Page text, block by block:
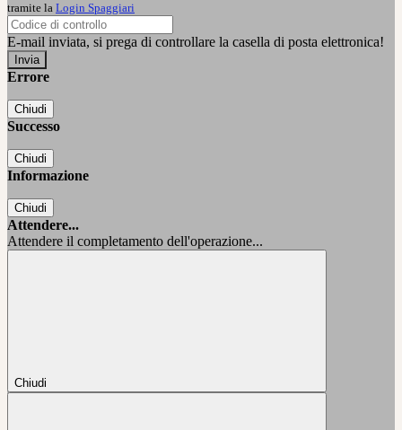
tramite la Login Spaggiari
E-mail inviata, si prega di controllare la casella di posta elettronica!
Errore
Chiudi
Successo
Chiudi
Informazione
Chiudi
Attendere...
Attendere il completamento dell'operazione...
Chiudi